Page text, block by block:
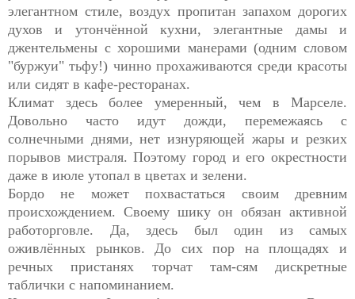
элегантном стиле, воздух пропитан запахом дорогих
духов и утончённой кухни, элегантные дамы и
джентельмены с хорошими манерами (одним словом
"буржуи" тьфу!) чинно прохаживаются среди красоты
или сидят в кафе-ресторанах.
Климат здесь более умеренный, чем в Марселе.
Довольно часто идут дожди, перемежаясь с
солнечными днями, нет изнуряющей жары и резких
порывов мистраля. Поэтому город и его окрестности
даже в июле утопал в цветах и зелени.
Бордо не может похвастаться своим древним
происхождением. Своему шику он обязан активной
работорговле. Да, здесь был один из самых
оживлённых рынков. До сих пор на площадях и
речных пристанях торчат там-сям дискретные
таблички с напоминанием.